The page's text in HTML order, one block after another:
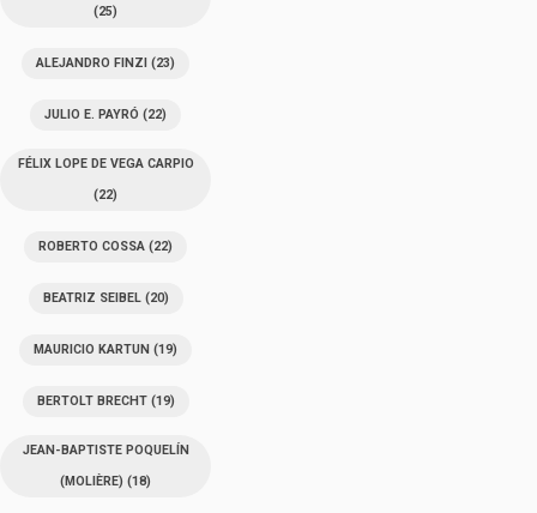
(25)
ALEJANDRO FINZI (23)
JULIO E. PAYRÓ (22)
FÉLIX LOPE DE VEGA CARPIO
(22)
ROBERTO COSSA (22)
BEATRIZ SEIBEL(20)
MAURICIO KARTUN (19)
BERTOLT BRECHT(19)
JEAN-BAPTISTE POQUELÍN
(MOLIÈRE) (18)